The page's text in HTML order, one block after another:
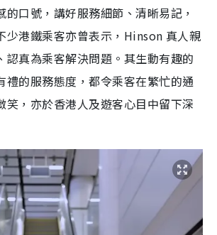
的口號，講好服務細節、清晰易記，
少港鐵乘客亦曾表示，Hinson 真人親
認真為乘客解決問題。其生動有趣的
禮的服務態度，都令乘客在繁忙的通
笑，亦於香港人及遊客心目中留下深